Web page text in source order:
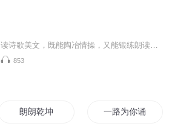
853
朗朗乾坤 一路为你诵吟金缕